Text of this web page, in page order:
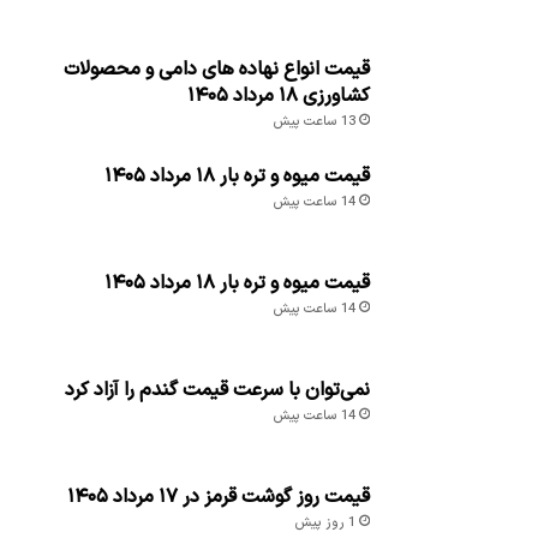
قیمت انواع نهاده های دامی و محصولات
کشاورزی ۱۸ مرداد ۱۴۰۵
13 ساعت پیش
قیمت میوه و تره بار ۱۸ مرداد ۱۴۰۵
14 ساعت پیش
قیمت میوه و تره بار ۱۸ مرداد ۱۴۰۵
14 ساعت پیش
نمی‌توان با سرعت قیمت گندم را آزاد کرد
14 ساعت پیش
قیمت روز گوشت قرمز در ۱۷ مرداد ۱۴۰۵
1 روز پیش